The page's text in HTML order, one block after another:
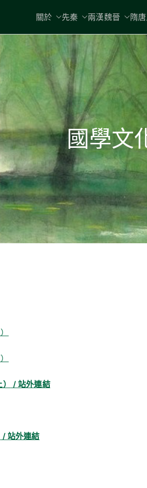
關於 先秦 兩漢魏晉 隋
國學文
/ 站外連結
/ 站外連結